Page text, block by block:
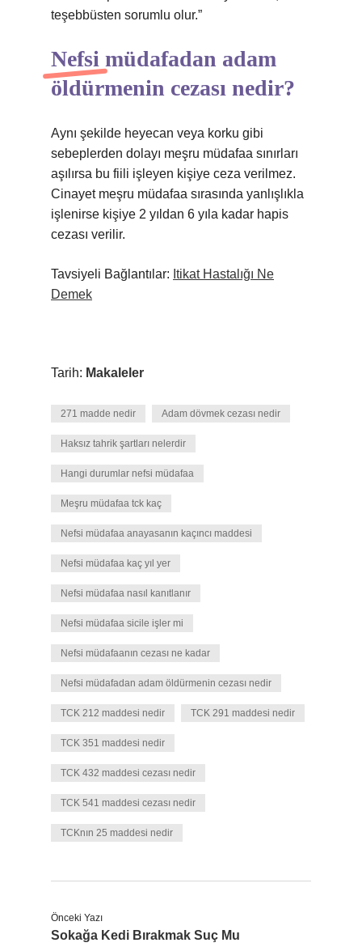
teşebbüsten sorumlu olur.”
Nefsi müdafadan adam
öldürmenin cezası nedir?
Aynı şekilde heyecan veya korku gibi
sebeplerden dolayı meşru müdafaa sınırları
aşılırsa bu fiili işleyen kişiye ceza verilmez.
Cinayet meşru müdafaa sırasında yanlışlıkla
işlenirse kişiye 2 yıldan 6 yıla kadar hapis
cezası verilir.
Tavsiyeli Bağlantılar: Itikat Hastalığı Ne
Demek
Tarih: Makaleler
271 madde nedir Adam dövmek cezası nedir
Haksız tahrik şartları nelerdir
Hangi durumlar nefsi müdafaa
Meşru müdafaa tck kaç
Nefsi müdafaa anayasanın kaçıncı maddesi
Nefsi müdafaa kaç yıl yer
Nefsi müdafaa nasıl kanıtlanır
Nefsi müdafaa sicile işler mi
Nefsi müdafaanın cezası ne kadar
Nefsi müdafadan adam öldürmenin cezası nedir
TCK 212 maddesi nedir TCK 291 maddesi nedir
TCK 351 maddesi nedir
TCK 432 maddesi cezası nedir
TCK 541 maddesi cezası nedir
TCKnın 25 maddesi nedir
Önceki Yazı
Sokağa Kedi Bırakmak Suç Mu